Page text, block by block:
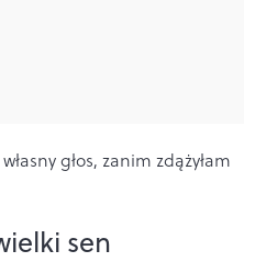
głos, zanim zdążyłam
sen